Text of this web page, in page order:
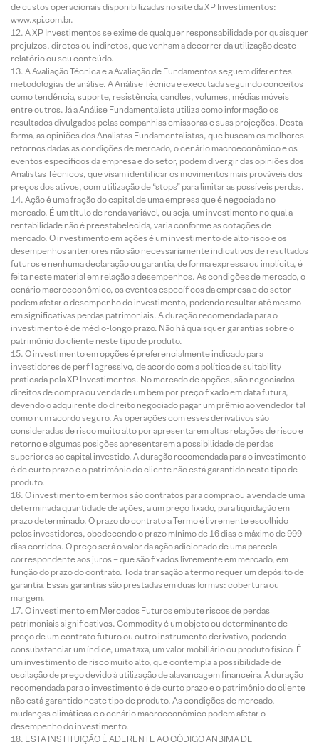
de custos operacionais disponibilizadas no site da XP Investimentos:
www.xpi.com.br.
A XP Investimentos se exime de qualquer responsabilidade por quaisquer
prejuízos, diretos ou indiretos, que venham a decorrer da utilização deste
relatório ou seu conteúdo.
A Avaliação Técnica e a Avaliação de Fundamentos seguem diferentes
metodologias de análise. A Análise Técnica é executada seguindo conceitos
como tendência, suporte, resistência, candles, volumes, médias móveis
entre outros. Já a Análise Fundamentalista utiliza como informação os
resultados divulgados pelas companhias emissoras e suas projeções. Desta
forma, as opiniões dos Analistas Fundamentalistas, que buscam os melhores
retornos dadas as condições de mercado, o cenário macroeconômico e os
eventos específicos da empresa e do setor, podem divergir das opiniões dos
Analistas Técnicos, que visam identificar os movimentos mais prováveis dos
preços dos ativos, com utilização de “stops” para limitar as possíveis perdas.
Ação é uma fração do capital de uma empresa que é negociada no
mercado. É um título de renda variável, ou seja, um investimento no qual a
rentabilidade não é preestabelecida, varia conforme as cotações de
mercado. O investimento em ações é um investimento de alto risco e os
desempenhos anteriores não são necessariamente indicativos de resultados
futuros e nenhuma declaração ou garantia, de forma expressa ou implícita, é
feita neste material em relação a desempenhos. As condições de mercado, o
cenário macroeconômico, os eventos específicos da empresa e do setor
podem afetar o desempenho do investimento, podendo resultar até mesmo
em significativas perdas patrimoniais. A duração recomendada para o
investimento é de médio-longo prazo. Não há quaisquer garantias sobre o
patrimônio do cliente neste tipo de produto.
O investimento em opções é preferencialmente indicado para
investidores de perfil agressivo, de acordo com a política de suitability
praticada pela XP Investimentos. No mercado de opções, são negociados
direitos de compra ou venda de um bem por preço fixado em data futura,
devendo o adquirente do direito negociado pagar um prêmio ao vendedor tal
como num acordo seguro. As operações com esses derivativos são
consideradas de risco muito alto por apresentarem altas relações de risco e
retorno e algumas posições apresentarem a possibilidade de perdas
superiores ao capital investido. A duração recomendada para o investimento
é de curto prazo e o patrimônio do cliente não está garantido neste tipo de
produto.
O investimento em termos são contratos para compra ou a venda de uma
determinada quantidade de ações, a um preço fixado, para liquidação em
prazo determinado. O prazo do contrato a Termo é livremente escolhido
pelos investidores, obedecendo o prazo mínimo de 16 dias e máximo de 999
dias corridos. O preço será o valor da ação adicionado de uma parcela
correspondente aos juros – que são fixados livremente em mercado, em
função do prazo do contrato. Toda transação a termo requer um depósito de
garantia. Essas garantias são prestadas em duas formas: cobertura ou
margem.
O investimento em Mercados Futuros embute riscos de perdas
patrimoniais significativos. Commodity é um objeto ou determinante de
preço de um contrato futuro ou outro instrumento derivativo, podendo
consubstanciar um índice, uma taxa, um valor mobiliário ou produto físico. É
um investimento de risco muito alto, que contempla a possibilidade de
oscilação de preço devido à utilização de alavancagem financeira. A duração
recomendada para o investimento é de curto prazo e o patrimônio do cliente
não está garantido neste tipo de produto. As condições de mercado,
mudanças climáticas e o cenário macroeconômico podem afetar o
desempenho do investimento.
ESTA INSTITUIÇÃO É ADERENTE AO CÓDIGO ANBIMA DE